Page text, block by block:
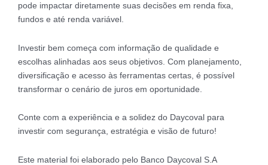
pode impactar diretamente suas decisões em renda fixa,
fundos e até renda variável.
Investir bem começa com informação de qualidade e
escolhas alinhadas aos seus objetivos. Com planejamento,
diversificação e acesso às ferramentas certas, é possível
transformar o cenário de juros em oportunidade.
Conte com a experiência e a solidez do Daycoval para
investir com segurança, estratégia e visão de futuro!
Este material foi elaborado pelo Banco Daycoval S.A